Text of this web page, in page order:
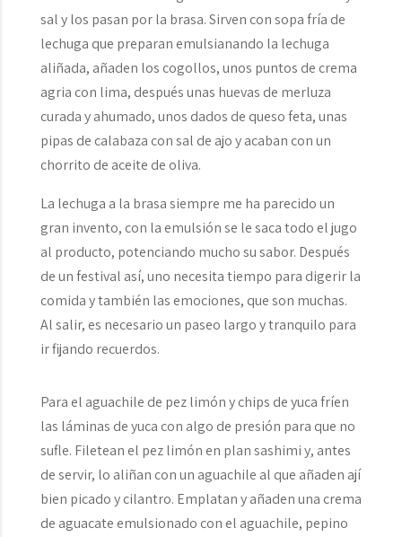
sal y los pasan por la brasa. Sirven con sopa fría de
lechuga que preparan emulsianando la lechuga
aliñada, añaden los cogollos, unos puntos de crema
agria con lima, después unas huevas de merluza
curada y ahumado, unos dados de queso feta, unas
pipas de calabaza con sal de ajo y acaban con un
chorrito de aceite de oliva.
La lechuga a la brasa siempre me ha parecido un
gran invento, con la emulsión se le saca todo el jugo
al producto, potenciando mucho su sabor. Después
de un festival así, uno necesita tiempo para digerir la
comida y también las emociones, que son muchas.
Al salir, es necesario un paseo largo y tranquilo para
ir fijando recuerdos.
Para el aguachile de pez limón y chips de yuca fríen
las láminas de yuca con algo de presión para que no
sufle. Filetean el pez limón en plan sashimi y, antes
de servir, lo aliñan con un aguachile al que añaden ají
bien picado y cilantro. Emplatan y añaden una crema
de aguacate emulsionado con el aguachile, pepino